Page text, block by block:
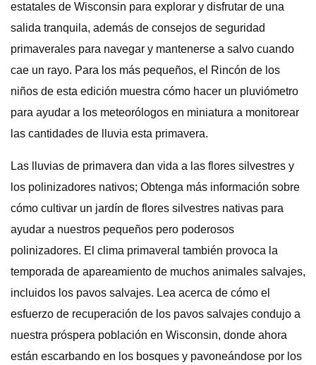
estatales de Wisconsin para explorar y disfrutar de una
salida tranquila, además de consejos de seguridad
primaverales para navegar y mantenerse a salvo cuando
cae un rayo. Para los más pequeños, el Rincón de los
niños de esta edición muestra cómo hacer un pluviómetro
para ayudar a los meteorólogos en miniatura a monitorear
las cantidades de lluvia esta primavera.
Las lluvias de primavera dan vida a las flores silvestres y
los polinizadores nativos; Obtenga más información sobre
cómo cultivar un jardín de flores silvestres nativas para
ayudar a nuestros pequeños pero poderosos
polinizadores. El clima primaveral también provoca la
temporada de apareamiento de muchos animales salvajes,
incluidos los pavos salvajes. Lea acerca de cómo el
esfuerzo de recuperación de los pavos salvajes condujo a
nuestra próspera población en Wisconsin, donde ahora
están escarbando en los bosques y pavoneándose por los